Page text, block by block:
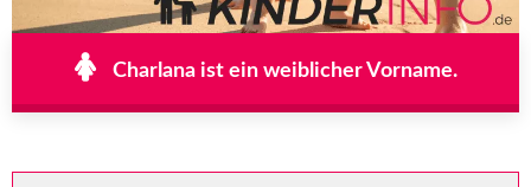
Charlana ist ein weiblicher Vorname.